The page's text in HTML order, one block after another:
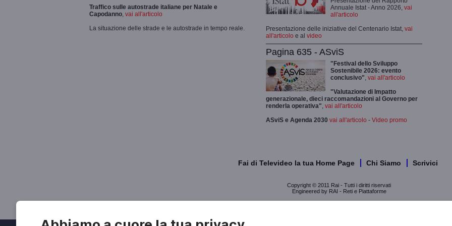
Traffico sulle autostrade italiane per Natale e
Capodanno, vai all'articolo
La situazione delle strade e le autostrade in tempo reale.
Annuale Istat - Anno 2026, vai
all'articolo
Presentazione delle iniziative del Centenario Istat, vai
all'articolo e al video
Pagina 635 - ASviS
"Festival dello Sviluppo
Sostenibile 2026: evento
conclusivo", vai all'articolo
"Valutazione di Impatto
generazionale, dieci raccomandazioni al Governo per
renderla operativa", vai all'articolo
ASviS e Agenda 2030 vai all'articolo - Video promo
Fai di Televideo la tua Home Page Chi Siamo Scrivici
Copyright © 2011 Rai - Tutti i diritti riservati
Engineered by RAI - Reti e Piattaforme